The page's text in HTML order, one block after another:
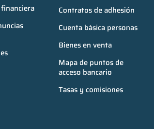
Contratos de adhesión
Cuenta básica personas
Bienes en venta
Mapa de puntos de
acceso bancario
Tasas y comisiones